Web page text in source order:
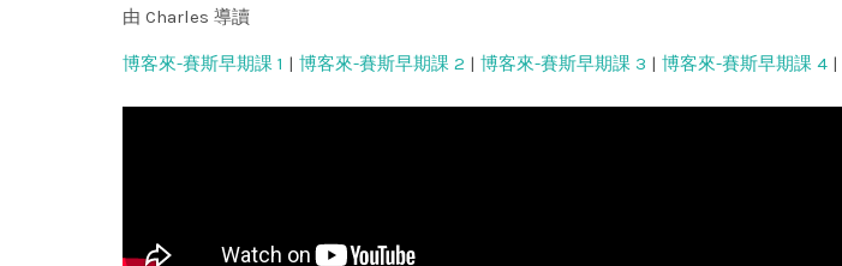
由 Charles 導讀
博客來-賽斯早期課 1 | 博客來-賽斯早期課 2 | 博客來-賽斯早期課 3 | 博客來-賽斯早期課 4 |